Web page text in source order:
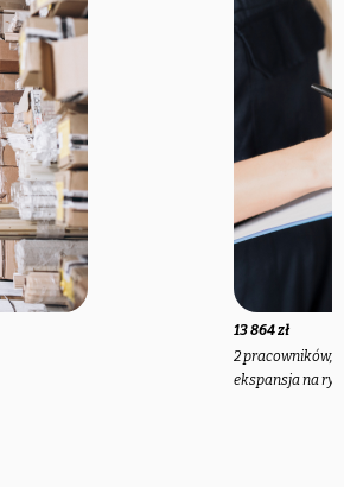
którzy posiadali zarówno kapitał na
w prowadzeniu
rozmowach i spotkaniach,
przekonał Pana Dominika
Wierzbickiego do dołączenia
funduszy, firma Huluki
sukcesy. Ich usługi stały się
a zespół się powiększał. Udało
duże kontrakty z
zagranicznymi i Huluki udało się
13 864 zł
2 pracowników,
ekspansja na